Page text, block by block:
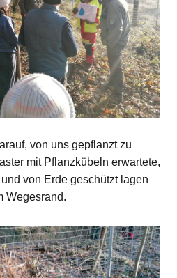
von uns gepflanzt zu
mit Pflanzkübeln erwartete,
von Erde geschützt lagen
Wegesrand.